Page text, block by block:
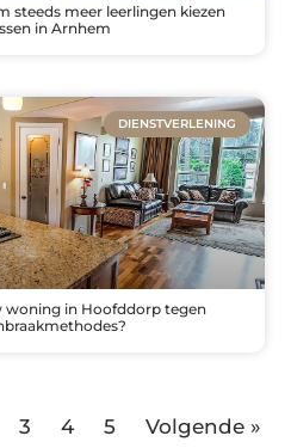
steeds meer leerlingen kiezen
in Arnhem
DIENSTVERLENING
woning in Hoofddorp tegen
3 4 5 Volgende »